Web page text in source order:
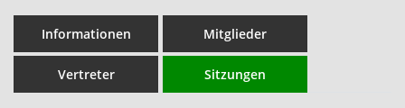
Informationen Mitglieder
Vertreter Sitzungen